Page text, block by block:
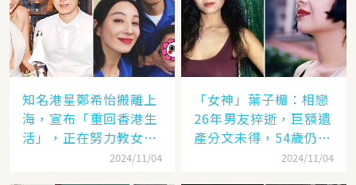
知名港星鄭希怡搬離上
海，宣布「重回香港生
活」，正在努力教女兒
2024/11/04
「女神」葉子楣：相戀
26年男友猝逝，巨額遺
產分文未得，54歲仍單
2024/11/04